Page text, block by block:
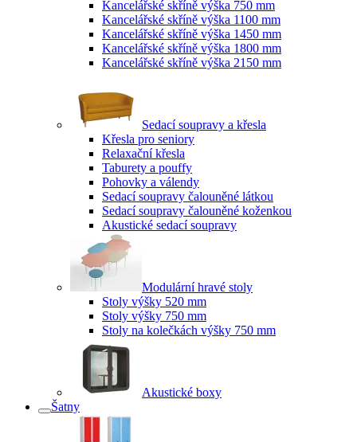
Kancelářské skříně výška 750 mm
Kancelářské skříně výška 1100 mm
Kancelářské skříně výška 1450 mm
Kancelářské skříně výška 1800 mm
Kancelářské skříně výška 2150 mm
Sedací soupravy a křesla
Křesla pro seniory
Relaxační křesla
Taburety a pouffy
Pohovky a válendy
Sedací soupravy čalouněné látkou
Sedací soupravy čalouněné koženkou
Akustické sedací soupravy
Modulární hravé stoly
Stoly výšky 520 mm
Stoly výšky 750 mm
Stoly na kolečkách výšky 750 mm
Akustické boxy
Šatny